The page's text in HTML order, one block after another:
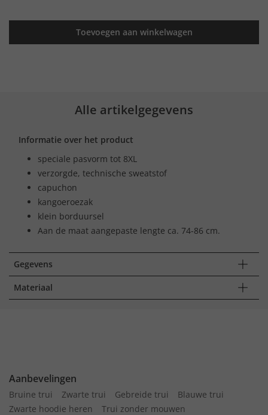
Toevoegen aan winkelwagen
Alle artikelgegevens
Informatie over het product
speciale pasvorm tot 8XL
verzorgde, technische sweatstof
capuchon
kangoeroezak
klein borduursel
Aan de maat aangepaste lengte ca. 74-86 cm.
Gegevens
Materiaal
Aanbevelingen
Bruine trui Zwarte trui Gebreide trui
Blauwe trui
Zwarte hoodie heren
Trui zonder mouwen